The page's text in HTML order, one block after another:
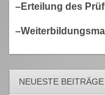
–Erteilung des
NEUESTE BEITRÄGE